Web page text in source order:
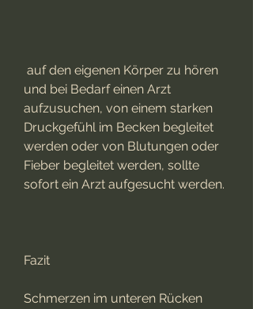
und bei Bedarf einen Arzt
aufzusuchen, von einem starken
Druckgefühl im Becken begleitet
werden oder von Blutungen oder
Fieber begleitet werden, sollte
sofort ein Arzt aufgesucht werden.
Fazit
Schmerzen im unteren Rücken